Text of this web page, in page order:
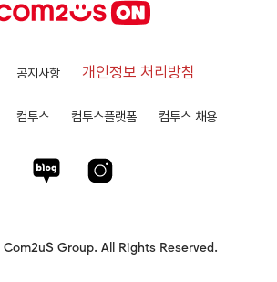
공지사항 개인정보 처리방침
컴투스 컴투스플랫폼 컴투스 채용
Group. All Rights Reserved.